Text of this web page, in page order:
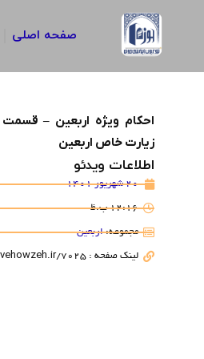
صفحه اصلی
احکام ویژه اربعین –
زیارت خاص اربعین
اطلاعات ویدئو
20 شهریور 1401
12:16 ب.ظ
مجموعه:اربعین
لینک صفحه : https://livehowzeh.ir/7025